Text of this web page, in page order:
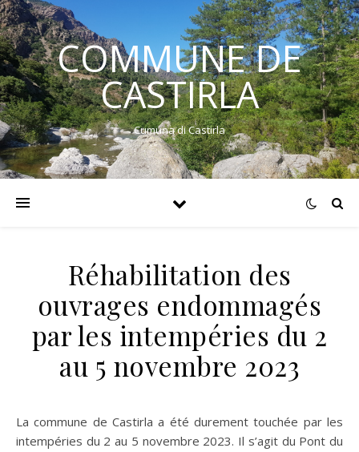
COMMUNE DE
CASTIRLA
Cumuna di Castirla
Réhabilitation des
ouvrages endommagés
par les intempéries du 2
au 5 novembre 2023
La commune de Castirla a été durement touchée par les
intempéries du 2 au 5 novembre 2023. Il s’agit du Pont du